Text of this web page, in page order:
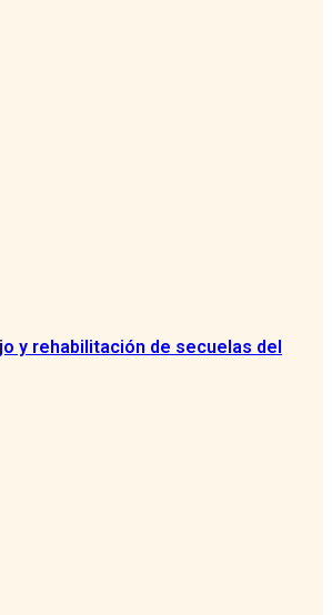
y rehabilitación de secuelas del